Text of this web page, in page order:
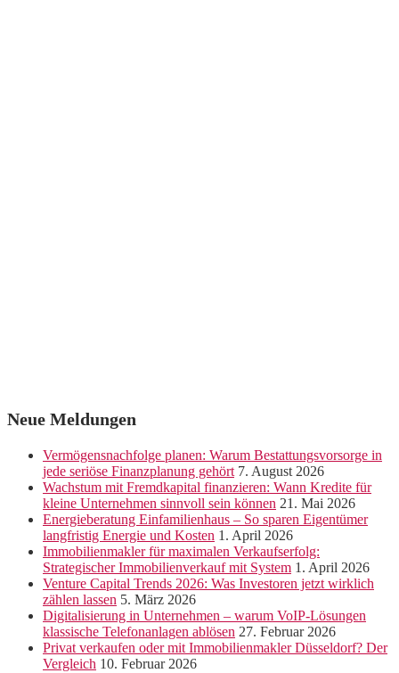
Neue Meldungen
Vermögensnachfolge planen: Warum Bestattungsvorsorge in
jede seriöse Finanzplanung gehört 7. August 2026
Wachstum mit Fremdkapital finanzieren: Wann Kredite für
kleine Unternehmen sinnvoll sein können 21. Mai 2026
Energieberatung Einfamilienhaus – So sparen Eigentümer
langfristig Energie und Kosten 1. April 2026
Immobilienmakler für maximalen Verkaufserfolg:
Strategischer Immobilienverkauf mit System 1. April 2026
Venture Capital Trends 2026: Was Investoren jetzt wirklich
zählen lassen 5. März 2026
Digitalisierung in Unternehmen – warum VoIP-Lösungen
klassische Telefonanlagen ablösen 27. Februar 2026
Privat verkaufen oder mit Immobilienmakler Düsseldorf? Der
Vergleich 10. Februar 2026